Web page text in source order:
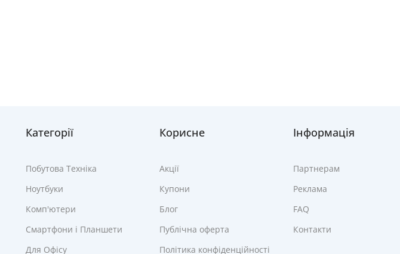
Категорії
Побутова Техніка
Ноутбуки
Комп'ютери
Смартфони і Планшети
Для Офісу
Корисне
Акції
Купони
Блог
Публічна оферта
Політика конфіденційності
Інформація
Партнерам
Реклама
FAQ
Контакти